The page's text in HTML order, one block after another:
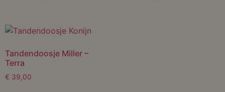
Tandendoosje Miller –
Terra
€ 39,00